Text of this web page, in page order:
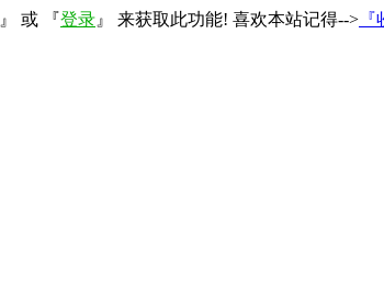
』 或 『登录 』 来获取此功能! 喜欢本站记得-->